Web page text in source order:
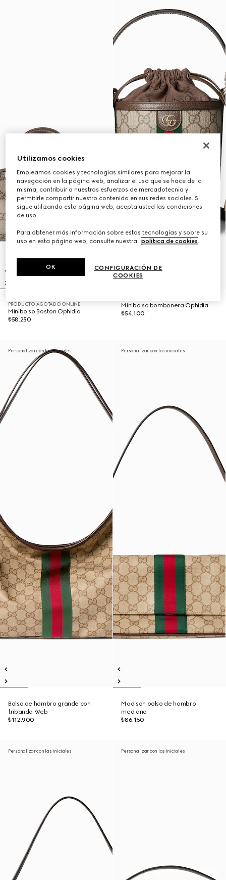
PRODUCTO AGOTADO ONLINE
Minibolso Boston Ophidia
₺58.250
Minibolso bombonera Ophidia
₺54.100
Personalizar con las iniciales
Bolso de hombro grande con
tribanda Web
₺112.900
Personalizar con las iniciales
Madison bolso de hombro
mediano
₺86.150
Personalizar con las iniciales Personalizar con las iniciales
Utilizamos cookies
Empleamos cookies y tecnologías similares para mejorar la
navegación en la página web, analizar el uso que se hace de la
misma, contribuir a nuestros esfuerzos de mercadotecnia y
permitirle compartir nuestro contenido en sus redes sociales. Si
sigue utilizando esta página web, acepta usted las condiciones
de uso.
Para obtener más información sobre estas tecnologías y sobre su
uso en esta página web, consulte nuestra
política de cookies.
CONFIGURACIÓN DE
COOKIES
OK